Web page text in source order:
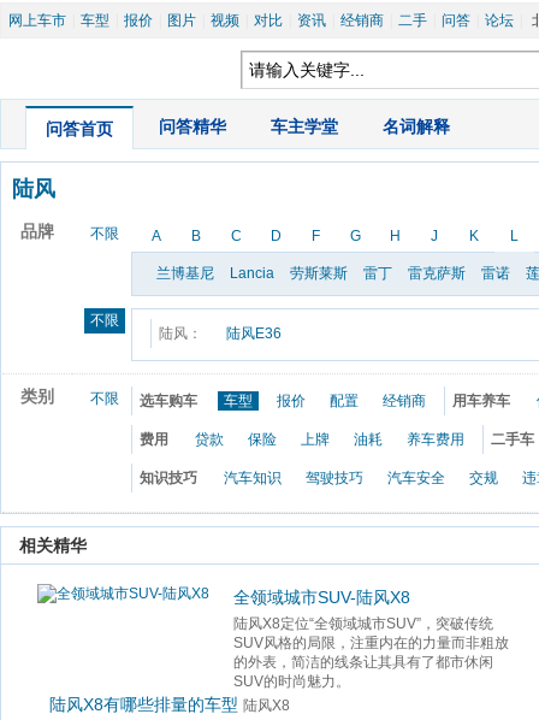
网上车市 车型 报价 图片 视频 对比 资讯 经销商 二手 问答 论坛
问答首页 问答精华 车主学堂 名词解释
陆风
品牌 不限 A B C D F G H J K L
兰博基尼 Lancia 劳斯莱斯 雷丁 雷克萨斯 雷诺
不限
陆风： 陆风E36
类别 不限 选车购车 车型 报价 配置 经销商 用车养车
费用 贷款 保险 上牌 油耗 养车费用 二手车
知识技巧 汽车知识 驾驶技巧 汽车安全 交规 违
相关精华
全领域城市SUV-陆风X8
陆风X8定位“全领域城市SUV”，突破传统
SUV风格的局限，注重内在的力量而非粗放
的外表，简洁的线条让其具有了都市休闲
SUV的时尚魅力。
陆风X8有哪些排量的车型 陆风X8